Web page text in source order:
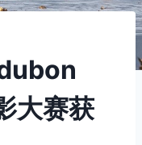
大赛获